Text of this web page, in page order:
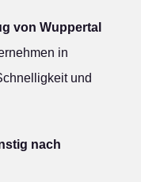
von Wuppertal
in
und
nach